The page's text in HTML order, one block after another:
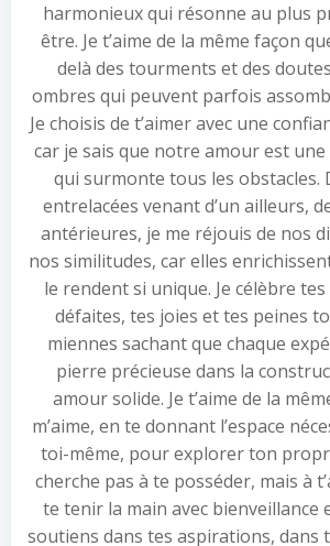
harmonieux qui résonne au plus
être. Je t’aime de la même façon
delà des tourments et des
ombres qui peuvent parfois
Je choisis de t’aimer avec une
car je sais que notre amour est
qui surmonte tous les obstacles.
entrelacées venant d’un ailleurs,
antérieures, je me réjouis de nos
nos similitudes, car elles
le rendent si unique. Je célèbre
défaites, tes joies et tes peines
miennes sachant que chaque
pierre précieuse dans la
amour solide. Je t’aime de la
m’aime, en te donnant l’espace
toi-même, pour explorer ton
cherche pas à te posséder, mais à
te tenir la main avec bienveillance
soutiens dans tes aspirations, dans